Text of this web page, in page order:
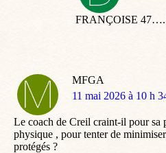
FRANÇOISE
MFGA
dit
11 mai 2026 à 10 h
Le coach de Creil craint-il pour sa
physique , pour tenter de
protégés ?